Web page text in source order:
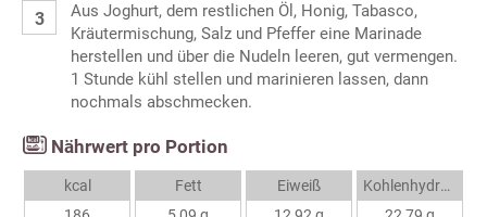
Aus Joghurt, dem restlichen Öl, Honig, Tabasco,
Kräutermischung, Salz und Pfeffer eine Marinade
herstellen und über die Nudeln leeren, gut vermengen.
1 Stunde kühl stellen und marinieren lassen, dann
nochmals abschmecken.
Nährwert pro Portion
kcal
Fett
Eiweiß
Kohlenhydrate